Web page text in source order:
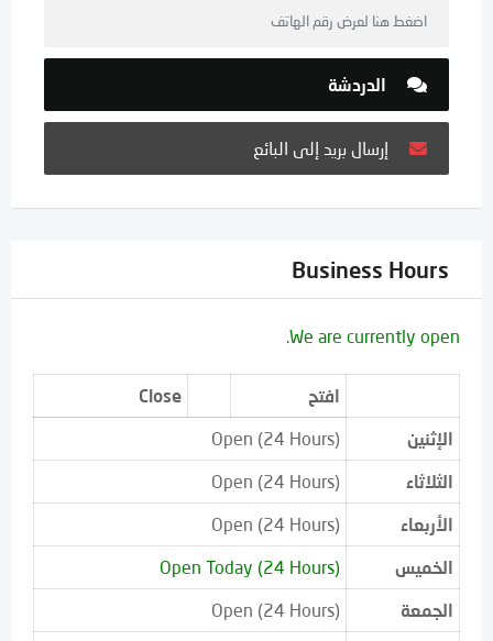
اضغط هنا لعرض رقم الهاتف
الدردشة
إرسال بريد إلى البائع
Business Hours
We are currently open.
افتح Close
الإثنين Open (24 Hours)
الثلاثاء Open (24 Hours)
الأربعاء Open (24 Hours)
الخميس Open Today (24 Hours)
الجمعة Open (24 Hours)